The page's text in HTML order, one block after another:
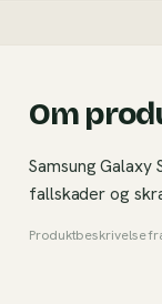
Om
Samsung
fallskader og
Produktbeskrivelse